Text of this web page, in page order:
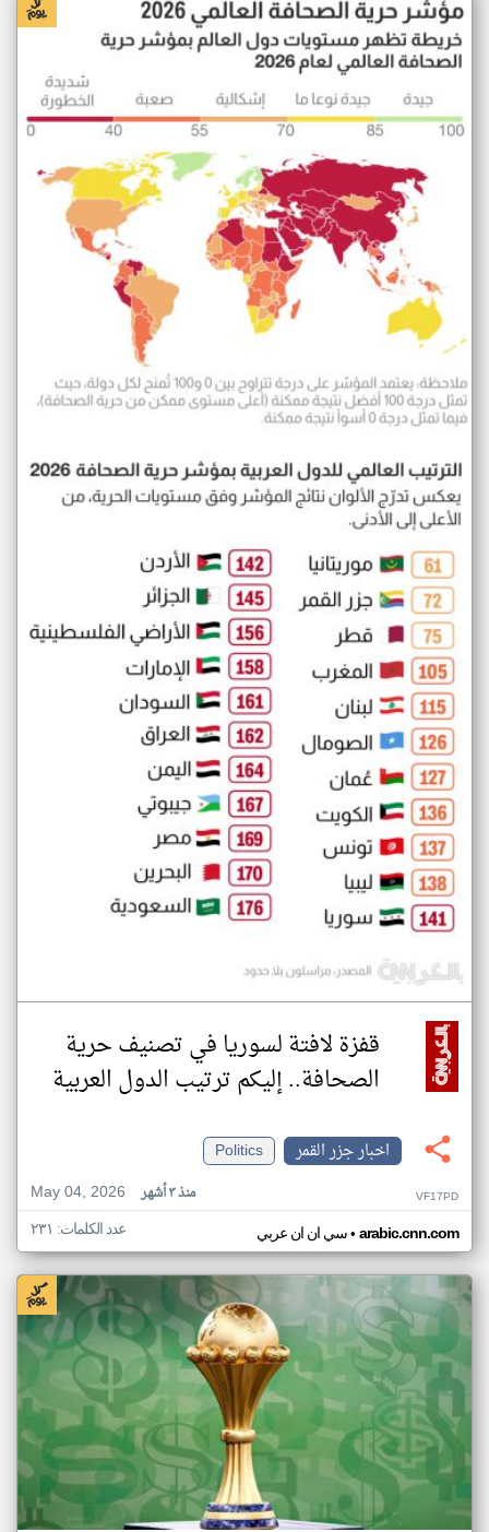
قفزة لافتة لسوريا في تصنيف حرية
الصحافة.. إليكم ترتيب الدول العربية
اخبار جزر القمر
Politics
May 04, 2026
منذ ٣ أشهر VF17PD
سي ان ان عربي• arabic.cnn.com عدد الكلمات: ٢٣١